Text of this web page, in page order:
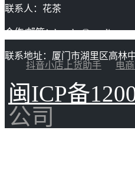
联系人：花茶
合作/邮箱：
联系地址：厦门市湖里区高林
抖音小店上货助手
电
闽ICP备
公司